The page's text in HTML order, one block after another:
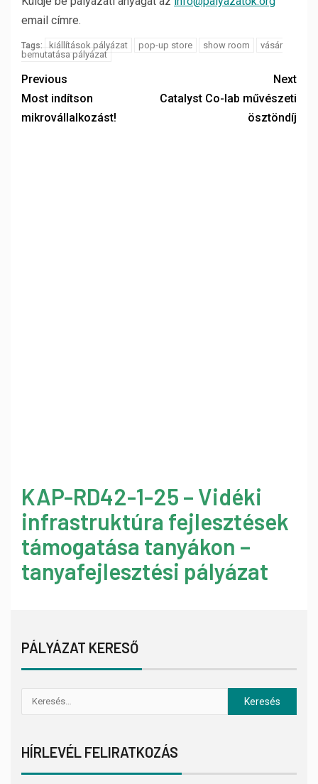
email címre.
Tags: kiállítások pályázat pop-up store show room
vásár
bemutatása pályázat
Previous
Most indítson
mikrovállalkozást!
Next
Catalyst Co-lab művészeti
ösztöndíj
KAP-RD42-1-25 – Vidéki
infrastruktúra fejlesztések
támogatása tanyákon –
tanyafejlesztési pályázat
PÁLYÁZAT KERESŐ
HÍRLEVÉL FELIRATKOZÁS